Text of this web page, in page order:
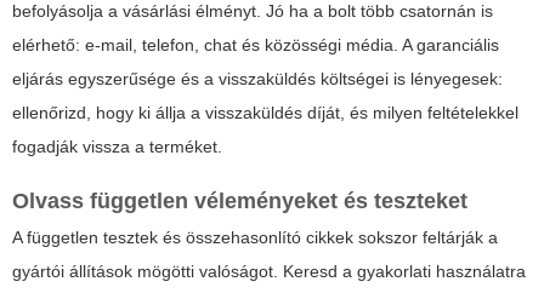
befolyásolja a vásárlási élményt. Jó ha a bolt több csatornán is
elérhető: e-mail, telefon, chat és közösségi média. A garanciális
eljárás egyszerűsége és a visszaküldés költségei is lényegesek:
ellenőrizd, hogy ki állja a visszaküldés díját, és milyen feltételekkel
fogadják vissza a terméket.
Olvass független véleményeket és teszteket
A független tesztek és összehasonlító cikkek sokszor feltárják a
gyártói állítások mögötti valóságot. Keresd a gyakorlati használatra